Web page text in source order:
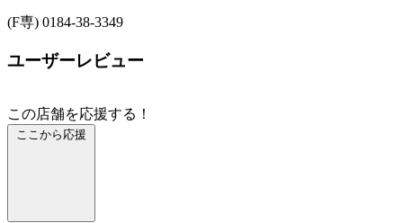
(F専) 0184-38-3349
ユーザーレビュー
この店舗を応援する！
ここから応援